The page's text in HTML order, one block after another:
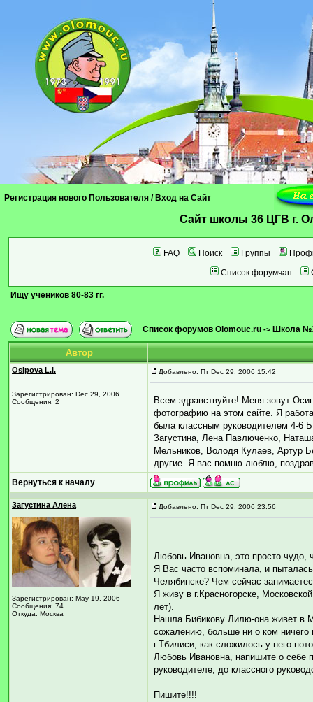
Регистрация нового Пользователя / Вход на Сайт
Cайт школы 36 ЦГВ г.
FAQ Поиск Группы
Список форумчан
Ищу учеников 80-83 гг.
Список форумов Olomouc.ru -> Школа
Автор
Osipova L.I.
Зарегистрирован: Dec 29, 2006
Сообщения: 2
Добавлено: Пт Dec 29, 2006 15:42
Всем здравствуйте! Меня зовут
фотографию на этом сайте. Я
была классным руководителем 4-6
Загустина, Лена Павлюченко,
Мельников, Володя Кулаев, Артур
другие. Я вас помню люблю,
Вернуться к началу
Загустина Алена
Зарегистрирован: May 19, 2006
Сообщения: 74
Откуда: Москва
Добавлено: Пт Dec 29, 2006 23:56
Любовь Ивановна, это просто
Я Вас часто вспоминала, и
Челябинске? Чем сейчас
Я живу в г.Красногорске,
лет).
Нашла Бибикову Лилю-она живет в
сожалению, больше ни о ком
г.Тбилиси, как сложилось у него
Любовь Ивановна, напишите о себе
руководителе, до классного
Пишите!!!!